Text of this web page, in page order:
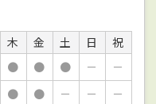
木 金 土 日
祝
● ● ● －
－
● ● － －
－